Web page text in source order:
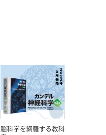
脳科学を網羅する教科